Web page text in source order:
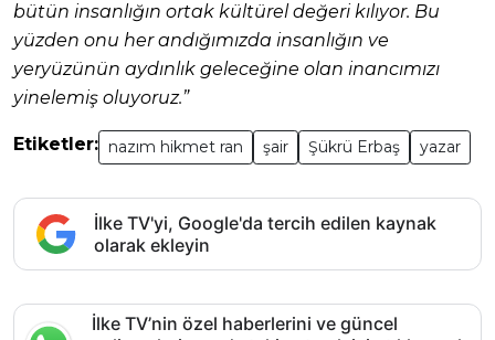
bütün insanlığın ortak kültürel değeri kılıyor. Bu
yüzden onu her andığımızda insanlığın ve
yeryüzünün aydınlık geleceğine olan inancımızı
yinelemiş oluyoruz.”
Etiketler: nazım hikmet ran şair Şükrü Erbaş yazar
İlke TV'yi, Google'da tercih edilen kaynak
olarak ekleyin
İlke TV’nin özel haberlerini ve güncel